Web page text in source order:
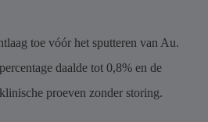
toe vóór het sputteren van Au.
daalde tot 0,8% en de
proeven zonder storing.